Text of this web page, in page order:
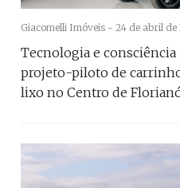
Giacomelli Imóveis - 24 de abril de
Tecnologia e
projeto-piloto de
lixo no Centro de